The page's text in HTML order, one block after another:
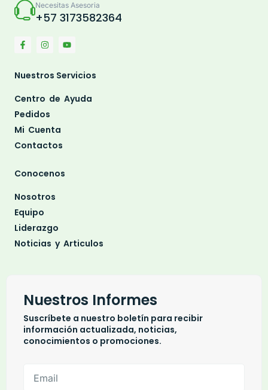
Necesitas Asesoria
+57 3173582364
Nuestros Servicios
Centro de Ayuda
Pedidos
Mi Cuenta
Contactos
Conocenos
Nosotros
Equipo
Liderazgo
Noticias y Articulos
Nuestros Informes
Suscríbete a nuestro boletín para recibir
información actualizada, noticias,
conocimientos o promociones.